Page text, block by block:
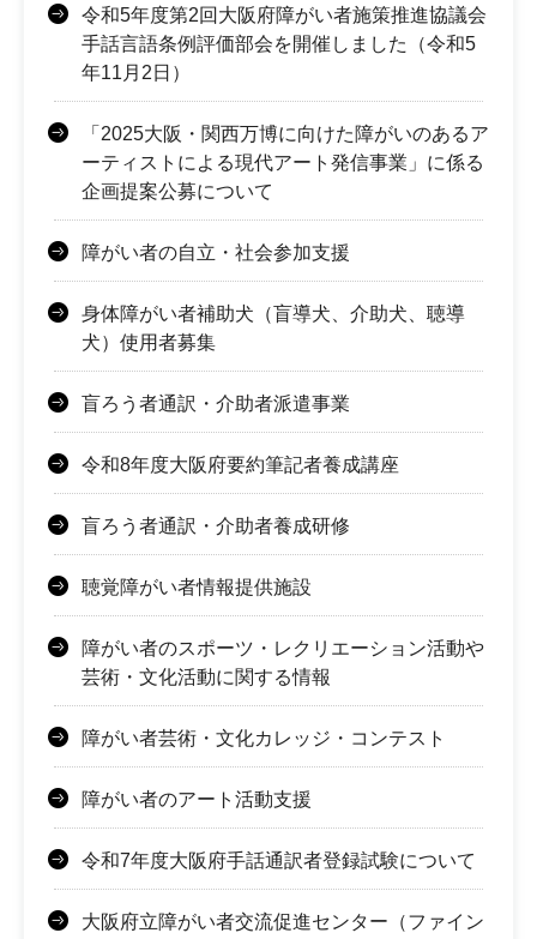
令和5年度第2回大阪府障がい者施策推進協議会
手話言語条例評価部会を開催しました（令和5
年11月2日）
「2025大阪・関西万博に向けた障がいのあるア
ーティストによる現代アート発信事業」に係る
企画提案公募について
障がい者の自立・社会参加支援
身体障がい者補助犬（盲導犬、介助犬、聴導
犬）使用者募集
盲ろう者通訳・介助者派遣事業
令和8年度大阪府要約筆記者養成講座
盲ろう者通訳・介助者養成研修
聴覚障がい者情報提供施設
障がい者のスポーツ・レクリエーション活動や
芸術・文化活動に関する情報
障がい者芸術・文化カレッジ・コンテスト
障がい者のアート活動支援
令和7年度大阪府手話通訳者登録試験について
大阪府立障がい者交流促進センター（ファイン